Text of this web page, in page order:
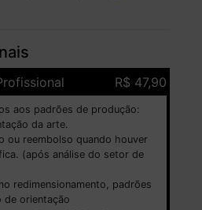
R$ 47,90
aos padrões de produção:
da arte.
ou reembolso quando houver
(após análise do setor de
redimensionamento, padrões
de orientação